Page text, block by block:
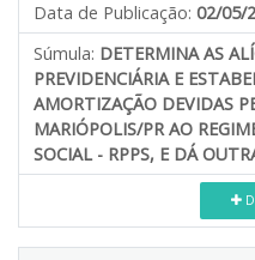
Data de Publicação: 02/05/
Súmula: DETERMINA AS
PREVIDENCIÁRIA E
AMORTIZAÇÃO DEVIDAS
MARIÓPOLIS/PR AO
SOCIAL - RPPS, E DÁ